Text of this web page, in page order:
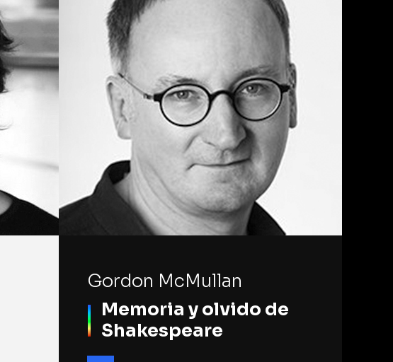
Gordon McMullan
Memoria y olvido de
Shakespeare